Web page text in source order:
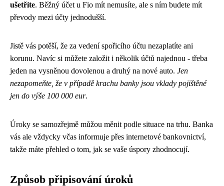
ušetříte. Běžný účet u Fio mít nemusíte, ale s ním budete mít
převody mezi účty jednodušší.
Jistě vás potěší, že za vedení spořicího účtu nezaplatíte ani
korunu. Navíc si můžete založit i několik účtů najednou - třeba
jeden na vysněnou dovolenou a druhý na nové auto. Jen
nezapomeňte, že v případě krachu banky jsou vklady pojištěné
jen do výše 100 000 eur.
Úroky se samozřejmě můžou měnit podle situace na trhu. Banka
vás ale vždycky včas informuje přes internetové bankovnictví,
takže máte přehled o tom, jak se vaše úspory zhodnocují.
Způsob připisování úroků